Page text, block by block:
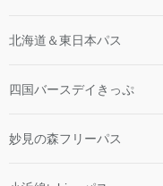
北海道＆東日本パス
四国バースデイきっぷ
妙見の森フリーパス